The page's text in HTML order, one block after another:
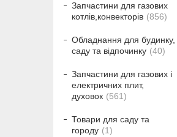
Запчастини для газових
котлів,конвекторів
856
Обладнання для будинку,
саду та відпочинку
40
Запчастини для газових і
електричних плит,
духовок
561
Товари для саду та
городу
1